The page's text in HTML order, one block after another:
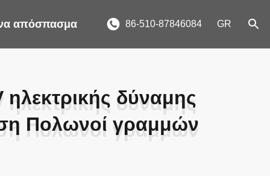
απόσπασμα 86-510-87846084 GR
δύναμης
Πολωνοί γραμμών
δύναμης
Πολωνοί γραμμών